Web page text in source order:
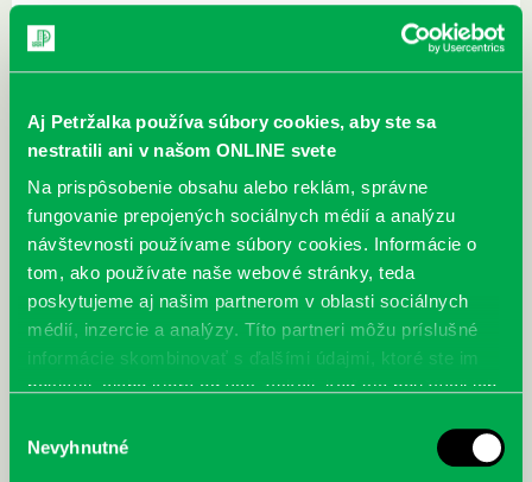
Aj Petržalka používa súbory cookies, aby ste sa
nestratili ani v našom ONLINE svete
Na prispôsobenie obsahu alebo reklám, správne
fungovanie prepojených sociálnych médií a analýzu
návštevnosti používame súbory cookies. Informácie o
tom, ako používate naše webové stránky, teda
poskytujeme aj našim partnerom v oblasti sociálnych
médií, inzercie a analýzy. Títo partneri môžu príslušné
informácie skombinovať s ďalšími údajmi, ktoré ste im
poskytli, alebo ktoré od vás získali, keď ste používali ich
súhlasu
Nevyhnutné
Opisy rozličných, aj navonok jednoduchých situácií zaberajú desiatky
knižných stránok. Strhujúca je už úvodná rozsiahla stať o smrti.
Knausgard je však vynikajúci rozprávač a jeho dielo sa oprávnene stalo
súčasťou modernej svetovej prózy.